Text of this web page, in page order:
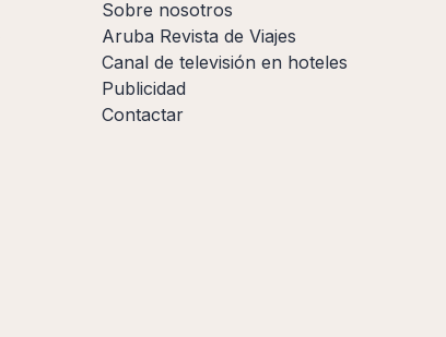
Sobre nosotros
Aruba Revista de Viajes
Canal de televisión en hoteles
Publicidad
Contactar